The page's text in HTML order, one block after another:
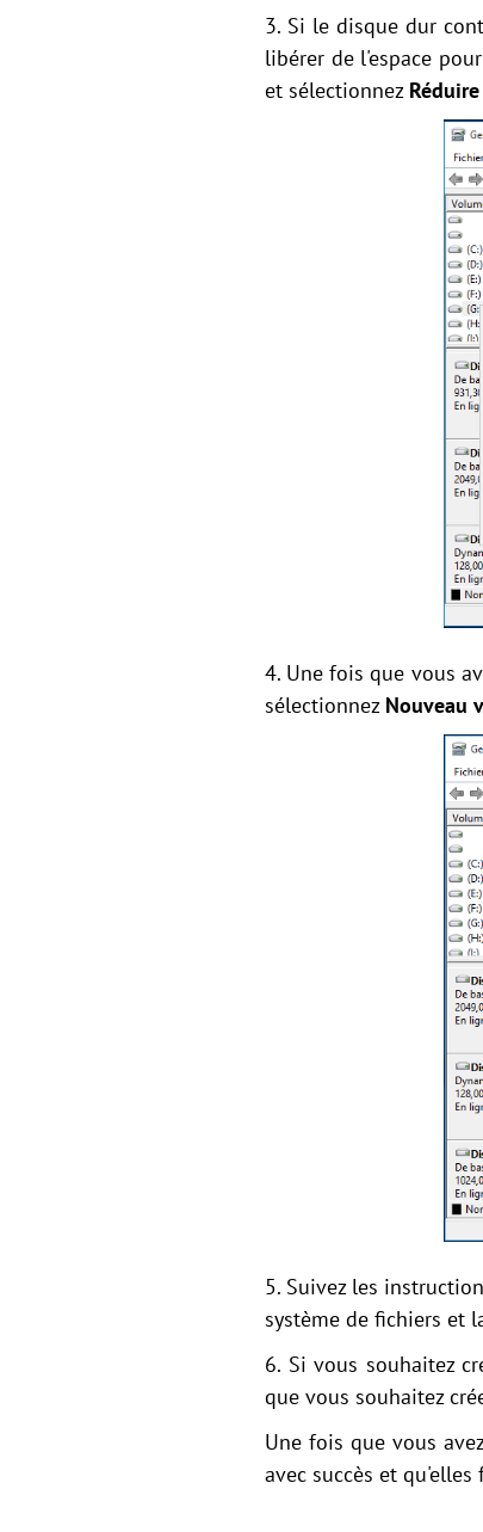
3. Si le disque dur
libérer de l'espace
et sélectionnez
4. Une fois que vous
sélectionnez Nouveau
5. Suivez les
système de fichiers et
6. Si vous souhaitez
que vous souhaitez
Une fois que vous
avec succès et